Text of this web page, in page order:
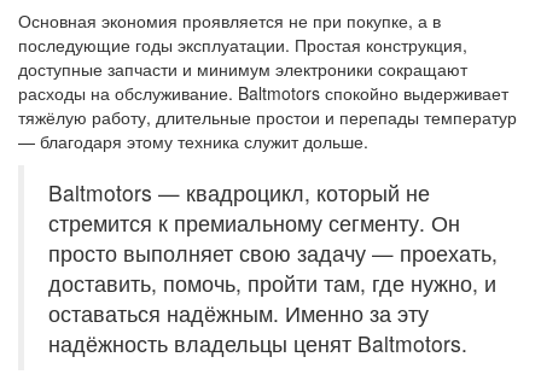
Основная экономия проявляется не при покупке, а в
последующие годы эксплуатации. Простая конструкция,
доступные запчасти и минимум электроники сокращают
расходы на обслуживание. Baltmotors спокойно выдерживает
тяжёлую работу, длительные простои и перепады температур
— благодаря этому техника служит дольше.
Baltmotors — квадроцикл, который не
стремится к премиальному сегменту. Он
просто выполняет свою задачу — проехать,
доставить, помочь, пройти там, где нужно, и
оставаться надёжным. Именно за эту
надёжность владельцы ценят Baltmotors.